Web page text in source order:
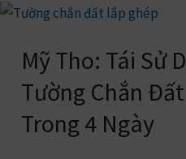
Mỹ Tho: Tái Sử
Tường Chắn
Trong 4 Ngày
Mỹ
Tái
Dụng
Rào